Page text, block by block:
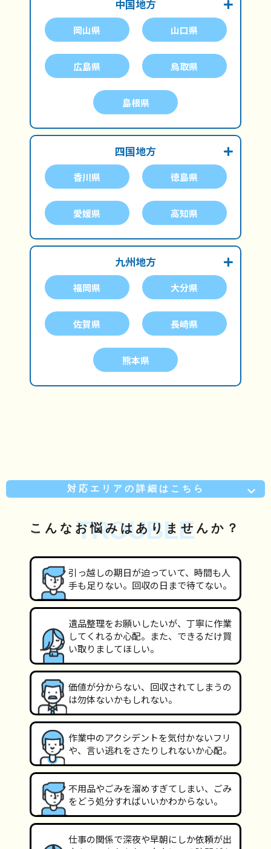
九州地方
福岡県 大分県
佐賀県 長崎県
熊本県
四国地方
香川県 徳島県
愛媛県 高知県
中国地方
岡山県 山口県
広島県 鳥取県
島根県
対応エリアの詳細はこちら
TROUBLE
こんな お悩みはありませんか？
引っ越しの期日が迫っていて、時間も人
手も足りない。回収の日まで待てない。
遺品整理をお願いしたいが、丁寧に作業
してくれるか心配。また、できるだけ買
い取りましてほしい。
価値が分からない、回収されてしまうの
は勿体ないかもしれない。
作業中のアクシデントを気付かないフリ
や、言い逃れをさたりしれないか心配。
不用品やごみを溜めすぎてしまい、ごみ
をどう処分すればいいかわからない。
仕事の関係で深夜や早朝にしか依頼が出